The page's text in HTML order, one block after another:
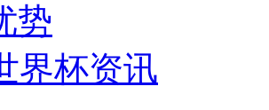
势
界杯资讯